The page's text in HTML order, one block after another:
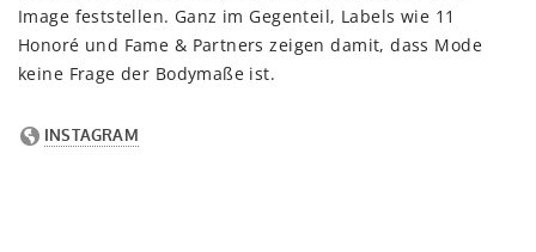
Image feststellen. Ganz im Gegenteil, Labels wie 11
Honoré und Fame & Partners zeigen damit, dass Mode
keine Frage der Bodymaße ist.